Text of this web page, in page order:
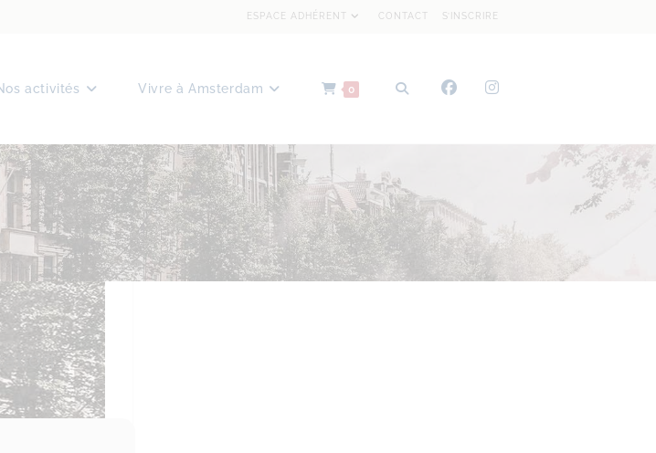
ESPACE ADHÉRENT CONTACT S’INSCRIRE
activités Vivre à Amsterdam 0